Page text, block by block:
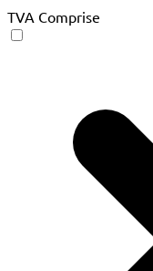
TVA Comprise